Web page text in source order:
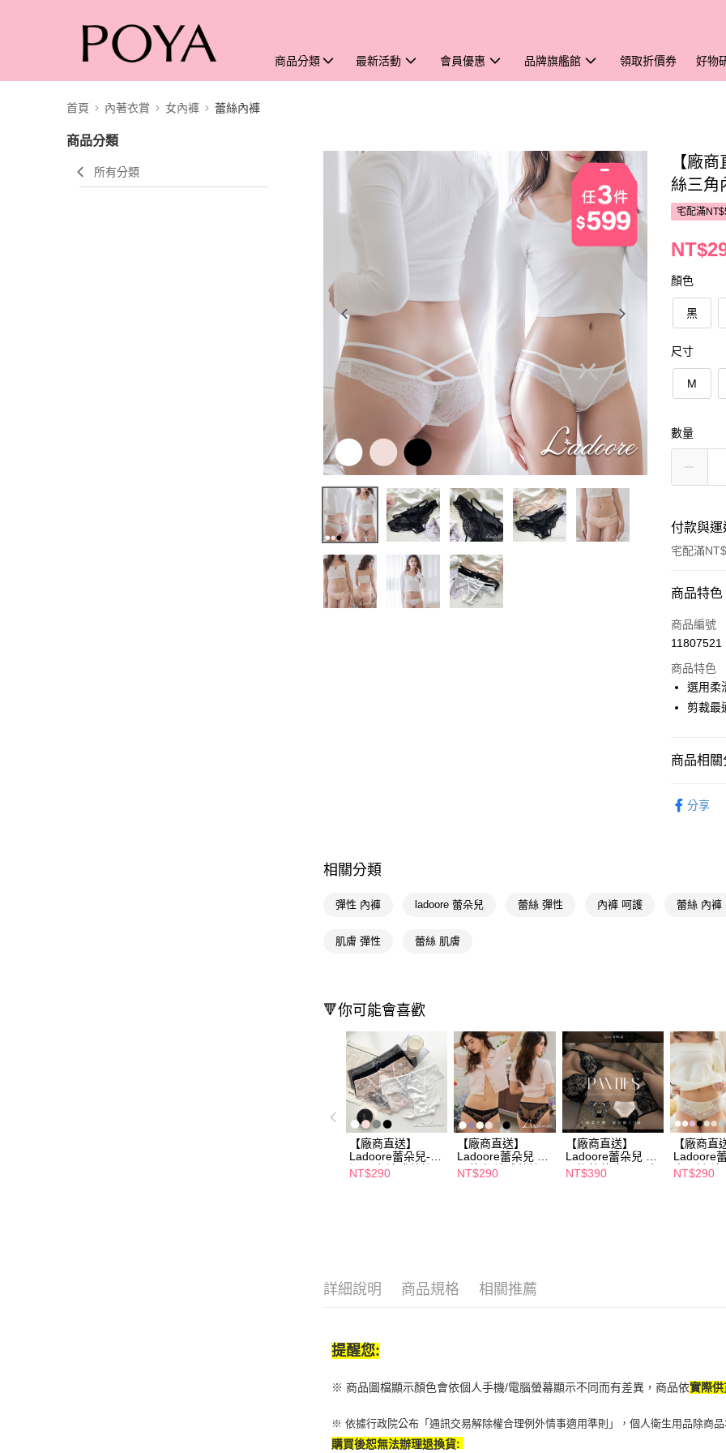
商品分類 最新活動 會員優惠 品牌旗艦館 領取折價券 好物
首頁 內著衣賞 女內褲 蕾絲內褲
商品分類
所有分類
【廠
絲三角
宅配滿
顏色
黑
尺寸
M
數量
付款與
宅配滿
付款方式
POYA支付
LINE Pay
Apple Pay
Google
１．簡單
／ATM／
※ 請注意
絡購買商
先享後付
※ 交易是
是否繳費
付客戶支
【注意事
１．透過
運送方式
商品特色
商品編號
11807521
商品特色
選用柔
剪裁最
商品相關
分享
相關分類
彈性 內褲 ladoore 蕾朵兒 蕾絲 彈性 內褲 呵護 蕾絲 內褲
肌膚 彈性 蕾絲 肌膚
🔻你可能會喜歡
【廠商直送】
Ladoore蕾朵兒-微
洇星砂 法式蕾絲內
褲-多款任選
NT$290
【廠商直送】
Ladoore蕾朵兒 花
心蒔光 法式蕾絲內
褲-多款任選
NT$290
【廠商直送】
Ladoore蕾朵兒 溫
柔梅杜莎 包覆三角
內褲-多款任選
NT$390
【廠商直
Ladoore
人琴鍵 法
角內褲-
NT$290
詳細說明 商品規格 相關推薦
提醒您:
※ 商品圖檔顯示顏色會依個人手機/電腦螢幕顯示不同而有差異，商品依實際供
※ 依據行政院公布「通訊交易解除權合理例外情事適用準則」，個人衛生用品除商
購買後恕無法辦理退換貨: